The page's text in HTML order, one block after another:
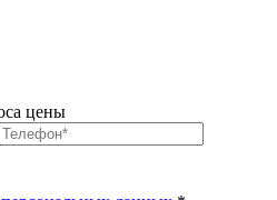
цены